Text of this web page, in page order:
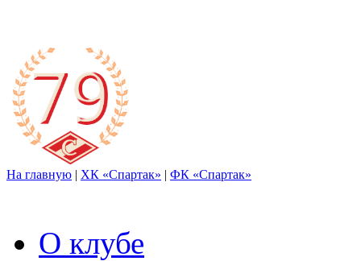
На главную | ХК «Спартак» | ФК «Спартак»
О клубе